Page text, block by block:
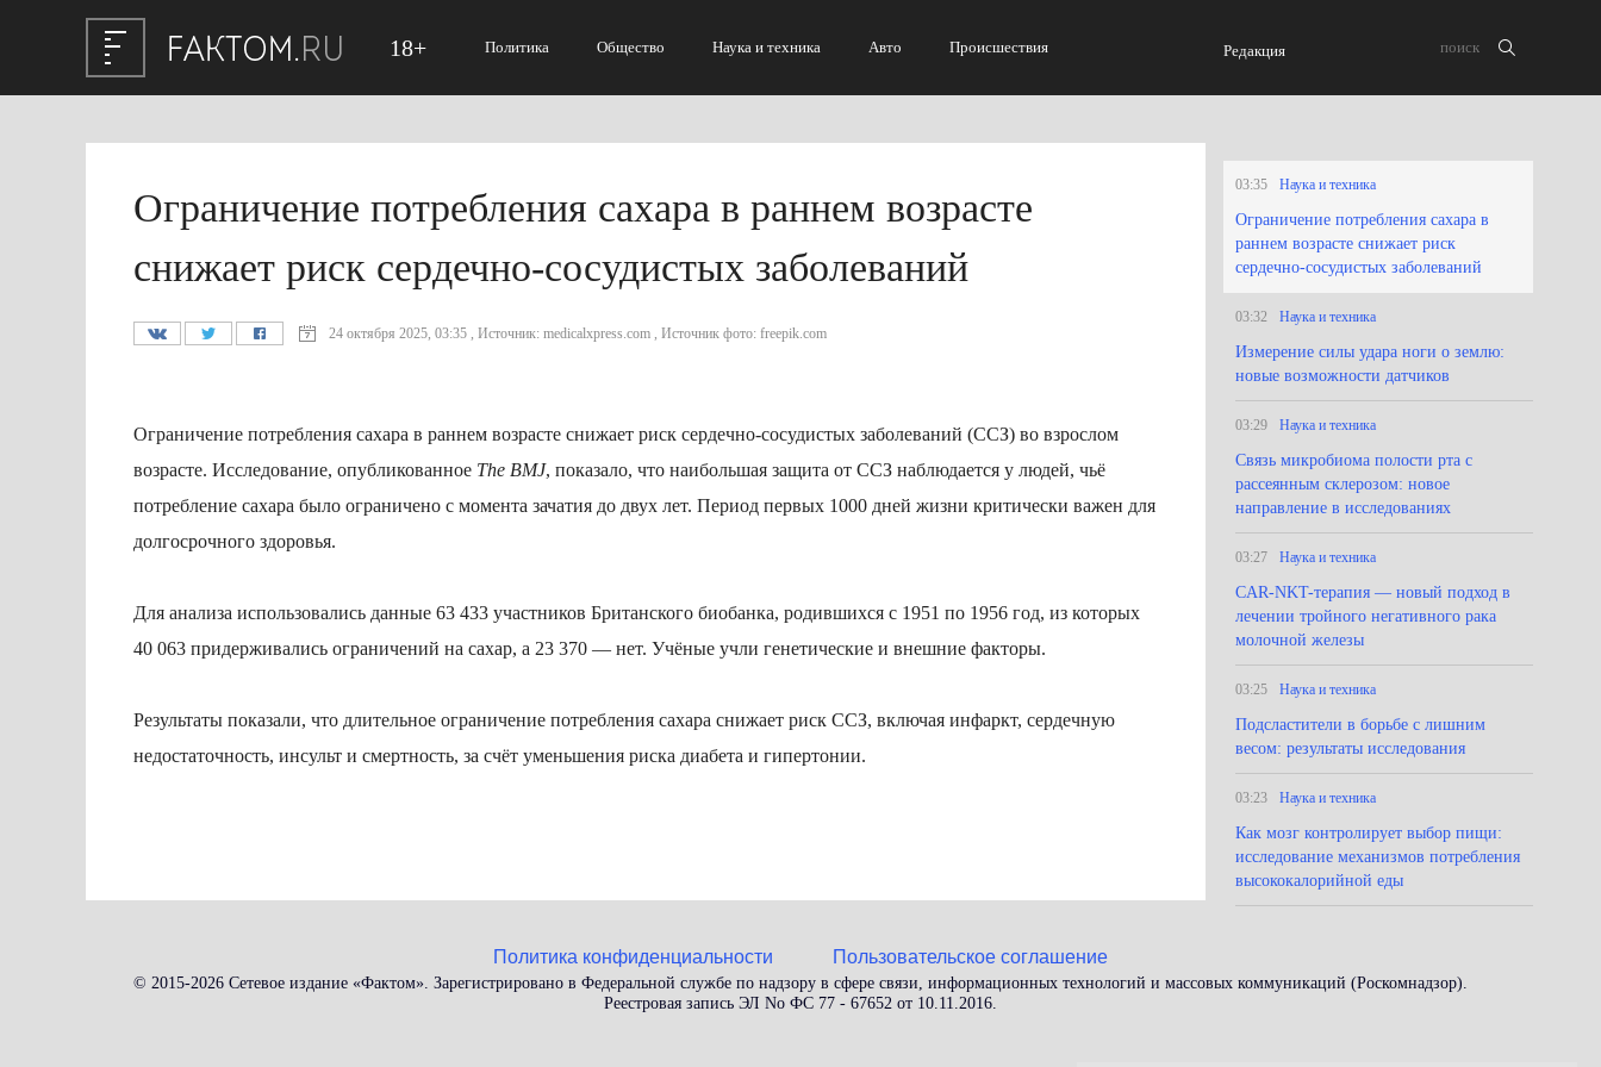
18+ Политика Общество Наука и техника Авто Происшествия Редакция
Ограничение потребления сахара в раннем возрасте
снижает риск сердечно-сосудистых заболеваний
24 октября 2025, 03:35 , Источник: medicalxpress.com , Источник фото: freepik.com
Ограничение потребления сахара в раннем возрасте снижает риск сердечно-сосудистых заболеваний (ССЗ) во взрослом
возрасте. Исследование, опубликованное The BMJ, показало, что наибольшая защита от ССЗ наблюдается у людей, чьё
потребление сахара было ограничено с момента зачатия до двух лет. Период первых 1000 дней жизни критически важен для
долгосрочного здоровья.
Для анализа использовались данные 63 433 участников Британского биобанка, родившихся с 1951 по 1956 год, из которых
40 063 придерживались ограничений на сахар, а 23 370 — нет. Учёные учли генетические и внешние факторы.
Результаты показали, что длительное ограничение потребления сахара снижает риск ССЗ, включая инфаркт, сердечную
недостаточность, инсульт и смертность, за счёт уменьшения риска диабета и гипертонии.
03:35 Наука и техника
Ограничение потребления сахара в
раннем возрасте снижает риск
сердечно-сосудистых заболеваний
03:32 Наука и техника
Измерение силы удара ноги о землю:
новые возможности датчиков
03:29 Наука и техника
Связь микробиома полости рта с
рассеянным склерозом: новое
направление в исследованиях
03:27 Наука и техника
CAR-NKT-терапия — новый подход в
лечении тройного негативного рака
молочной железы
03:25 Наука и техника
Подсластители в борьбе с лишним
весом: результаты исследования
03:23 Наука и техника
Как мозг контролирует выбор пищи:
исследование механизмов потребления
высококалорийной еды
Политика конфиденциальности Пользовательское соглашение
© 2015-2026 Сетевое издание «Фактом». Зарегистрировано в Федеральной службе по надзору в сфере связи, информационных технологий и массовых коммуникаций (Роскомнадзор).
Реестровая запись ЭЛ No ФС 77 - 67652 от 10.11.2016.